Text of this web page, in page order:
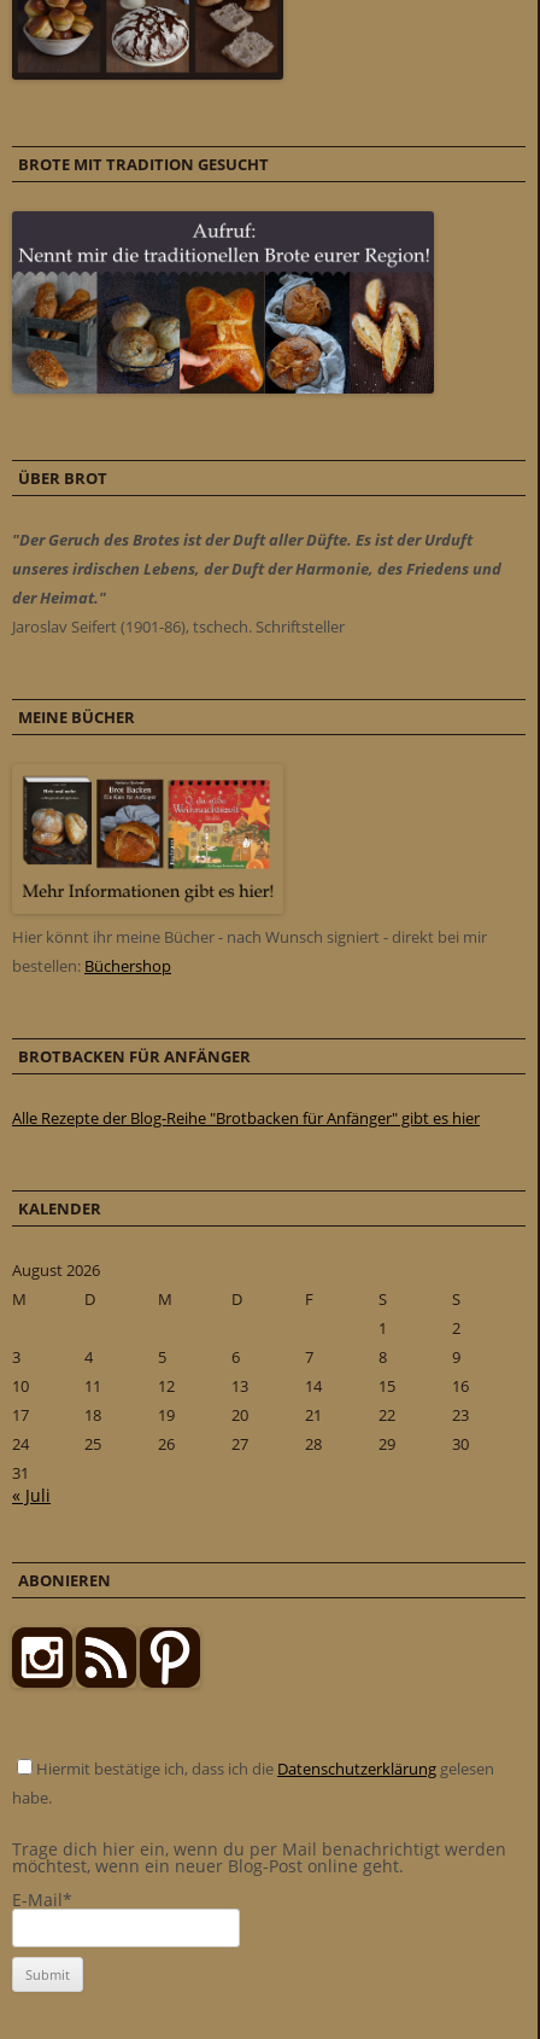
BROTE MIT TRADITION GESUCHT
ÜBER BROT
"Der Geruch des Brotes ist der Duft aller Düfte. Es ist der Urduft
unseres irdischen Lebens, der Duft der Harmonie, des Friedens und
der Heimat."
Jaroslav Seifert (1901-86), tschech. Schriftsteller
MEINE BÜCHER
Hier könnt ihr meine Bücher - nach Wunsch signiert - direkt bei mir
bestellen: Büchershop
BROTBACKEN FÜR ANFÄNGER
Alle Rezepte der Blog-Reihe "Brotbacken für Anfänger" gibt es hier
KALENDER
August 2026
M
D M D F S
S
1
2
3
4 5 6 7 8
9
10
11 12 13 14 15
16
17
18 19 20 21 22
23
24
25 26 27 28 29
30
31
« Juli
ABONIEREN
Hiermit bestätige ich, dass ich die Datenschutzerklärung gelesen
habe.
Trage dich hier ein, wenn du per Mail benachrichtigt werden
möchtest, wenn ein neuer Blog-Post online geht.
E-Mail*